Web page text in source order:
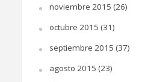
noviembre 2015 (26)
octubre 2015 (31)
septiembre 2015 (37)
agosto 2015 (23)